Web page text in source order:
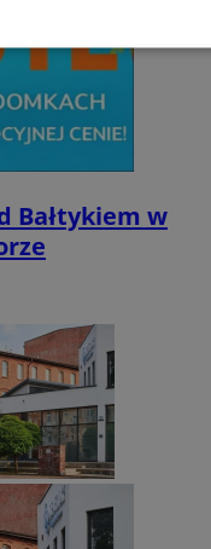
Bałtykiem w
Niesklasyfikowane
korzystanie z podstawowych
zarządzanie kontem. Bez
internetowej.
Provider/
Domena
zabrze.com.pl